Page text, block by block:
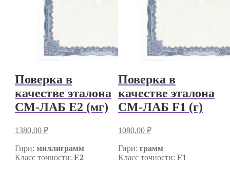
Поверка в
качестве эталона
СМ-ЛАБ E2 (мг)
1380,00 ₽
Гири: миллиграмм
Класс точности: E2
Поверка в
качестве эталона
СМ-ЛАБ F1 (г)
1080,00 ₽
Гири: грамм
Класс точности: F1